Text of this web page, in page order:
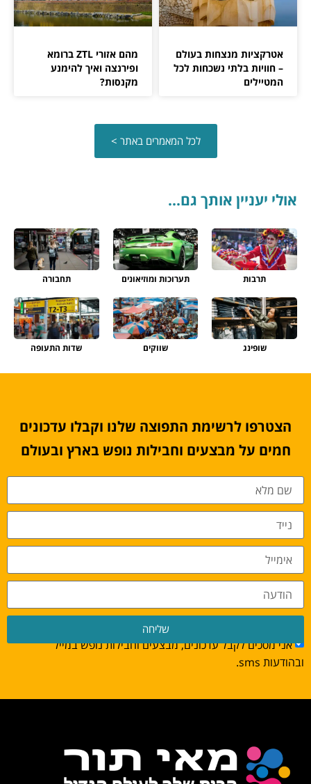
אטרקציות מנצחות בעולם
– חוויות בלתי נשכחות לכל
המטיילים
מהם אזורי ZTL ברומא
ופירנצה ואיך להימנע
מקנסות?
לכל המאמרים באתר >
אולי יעניין אותך גם...
תרבות תערוכות ומוזיאונים תחבורה
שופינג שווקים שדות התעופה
הצטרפו לרשימת התפוצה שלנו וקבלו עדכונים
חמים על מבצעים וחבילות נופש בארץ ובעולם
אני מסכים לקבל עדכונים, מבצעים וחבילות נופש במייל
ובהודעות sms.
שליחה